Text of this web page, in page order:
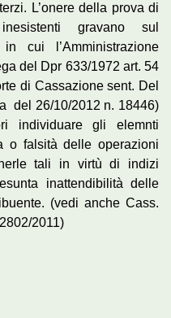
L’onere della prova di
gravano sul
cui l’Amministrazione
del Dpr 633/1972 art. 54
di Cassazione sent. Del
del 26/10/2012 n. 18446)
individuare gli elemnti
o falsità delle operazioni
tali in virtù di indizi
inattendibilità delle
(vedi anche Cass.
2011)